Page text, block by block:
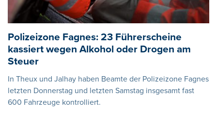
Polizeizone Fagnes: 23 Führerscheine
kassiert wegen Alkohol oder Drogen am
Steuer
In Theux und Jalhay haben Beamte der Polizeizone Fagnes
letzten Donnerstag und letzten Samstag insgesamt fast
600 Fahrzeuge kontrolliert.